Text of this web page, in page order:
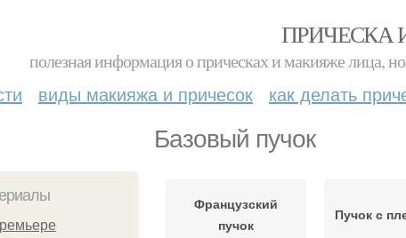
ПРИЧЕСКА
полезная информация о прическах и макияже лица,
виды макияжа и причесок как делать
Базовый пучок
Французский
пучок
Пучок с